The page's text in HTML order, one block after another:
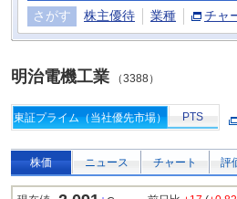
さがす 株主優待 業種 チャ
明治電機工業 （3388）
東証プライム（当社優先市場） PTS
株価 ニュース チャート 評